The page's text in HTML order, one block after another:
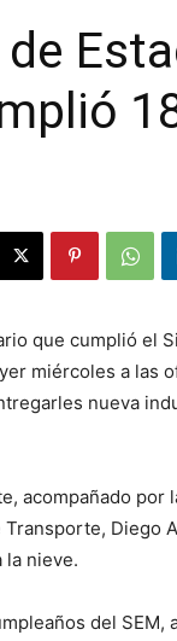
que cumplió el
miércoles a las
nueva
acompañado
Diego
la nieve.
del